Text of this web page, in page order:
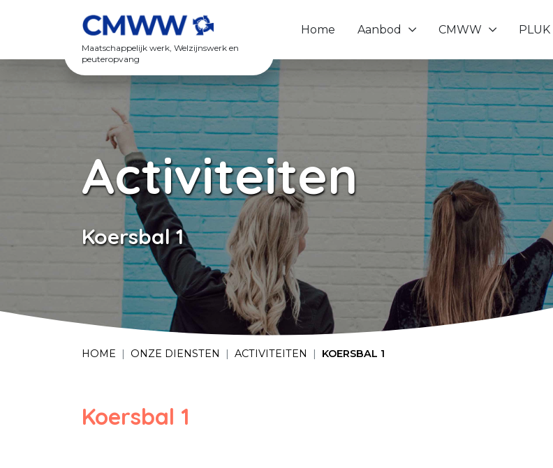
Maatschappelijk werk, Welzijnswerk en
peuteropvang
Home Aanbod
Toon onderliggende navigatie items
CMWW
Toon onderliggende
PLUK
Toon
Activiteiten
Koersbal 1
HOME ONZE DIENSTEN ACTIVITEITEN KOERSBAL 1
Koersbal 1